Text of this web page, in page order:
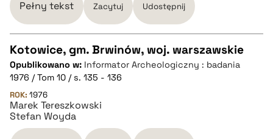
Pełny tekst Zacytuj Udostępnij
CZYSTY TEKST
pobierz cytat
Kotowice, gm. Brwinów, woj. warszawskie
Opublikowano w: Informator Archeologiczny : badania
1976 / Tom 10 / s. 135 - 136
ROK: 1976
Marek Tereszkowski
Stefan Woyda